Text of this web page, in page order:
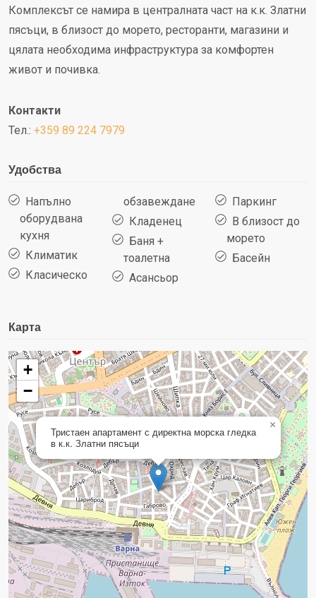
Комплексът се намира в централната част на к.к. Златни
пясъци, в близост до морето, ресторанти, магазини и
цялата необходима инфраструктура за комфортен
живот и почивка.
Контакти
Тел.: +359 89 224 7979
Удобства
Напълно
оборудвана
кухня
Климатик
Класическо
обзавеждане
Кладенец
Баня +
тоалетна
Асансьор
Паркинг
В близост до
морето
Басейн
Карта
Тристаен апартамент с директна морска гледка
в к.к. Златни пясъци
×
+
−